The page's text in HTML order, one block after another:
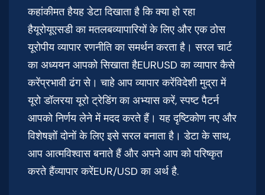
कहांकीमत हैयह डेटा दिखाता है कि क्या हो रहा
हैयूरोयूएसडी का मतलबव्यापारियों के लिए और एक ठोस
यूरोपीय व्यापार रणनीति का समर्थन करता है। सरल चार्ट
का अध्ययन आपको सिखाता हैEURUSD का व्यापार कैसे
करेंप्रभावी ढंग से। चाहे आप व्यापार करेंविदेशी मुद्रा में
यूरो डॉलरया यूरो ट्रेडिंग का अभ्यास करें, स्पष्ट पैटर्न
आपको निर्णय लेने में मदद करते हैं। यह दृष्टिकोण नए और
विशेषज्ञों दोनों के लिए इसे सरल बनाता है। डेटा के साथ,
आप आत्मविश्वास बनाते हैं और अपने आप को परिष्कृत
करते हैंव्यापार करेंEUR/USD का अर्थ है.